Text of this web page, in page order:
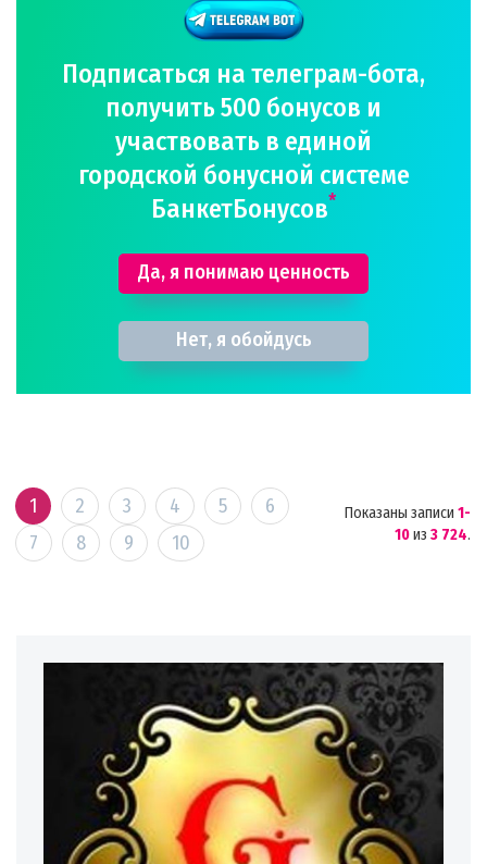
Подписаться на телеграм-бота,
получить 500 бонусов и
участвовать в единой
городской бонусной системе
БанкетБонусов*
Да, я понимаю ценность
Нет, я обойдусь
1 2 3 4 5
6
7
8 9 10
Показаны записи 1-
10из 3 724.